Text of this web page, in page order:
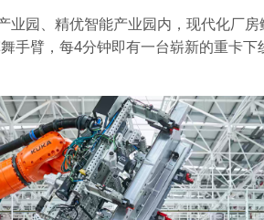
业园、精优智能产业园内，现代化厂
手臂，每4分钟即有一台崭新的重卡